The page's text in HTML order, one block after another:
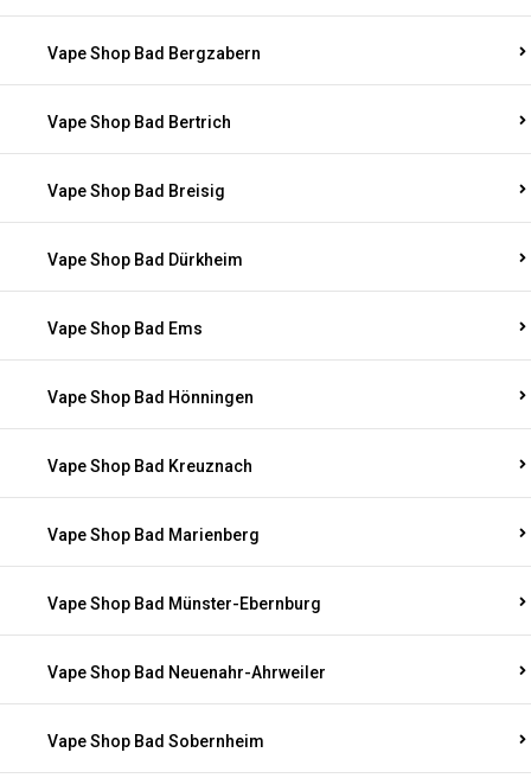
Vape Shop Bad Bergzabern
Vape Shop Bad Bertrich
Vape Shop Bad Breisig
Vape Shop Bad Dürkheim
Vape Shop Bad Ems
Vape Shop Bad Hönningen
Vape Shop Bad Kreuznach
Vape Shop Bad Marienberg
Vape Shop Bad Münster-Ebernburg
Vape Shop Bad Neuenahr-Ahrweiler
Vape Shop Bad Sobernheim